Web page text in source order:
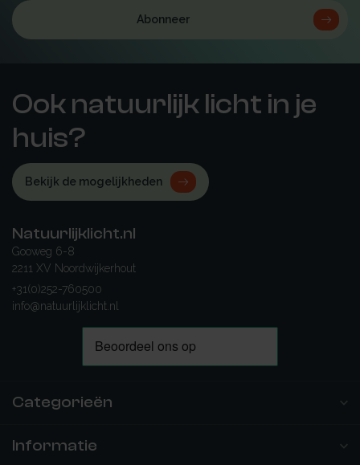
Abonneer
Ook natuurlijk licht in je
huis?
Bekijk de mogelijkheden
Natuurlijklicht.nl
Gooweg 6-8
2211 XV Noordwijkerhout
+31(0)252-760500
info@natuurlijklicht.nl
Categorieën
Informatie